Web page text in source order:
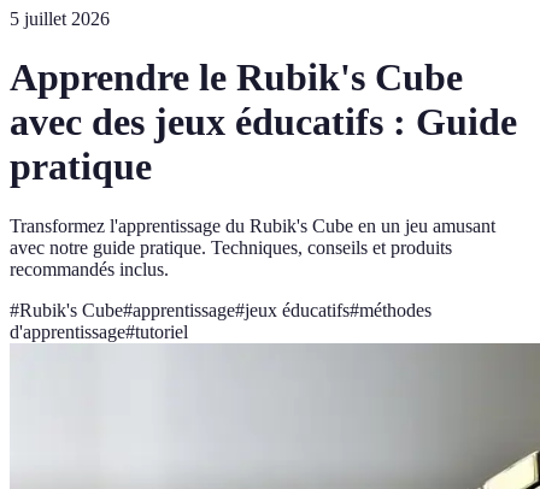
5 juillet 2026
Apprendre le Rubik's Cube
avec des jeux éducatifs : Guide
pratique
Transformez l'apprentissage du Rubik's Cube en un jeu amusant
avec notre guide pratique. Techniques, conseils et produits
recommandés inclus.
#Rubik's Cube#apprentissage#jeux éducatifs#méthodes
d'apprentissage#tutoriel